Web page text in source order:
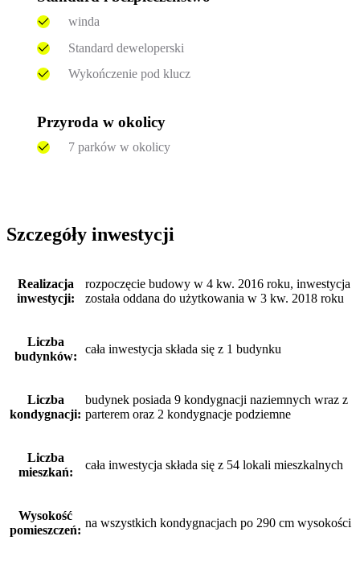
winda
Standard deweloperski
Wykończenie pod klucz
Przyroda w okolicy
7 parków w okolicy
Szczegóły inwestycji
Realizacja
inwestycji:
rozpoczęcie budowy w 4 kw. 2016 roku, inwestycja
została oddana do użytkowania w 3 kw. 2018 roku
Liczba
budynków:
cała inwestycja składa się z 1 budynku
Liczba
kondygnacji:
budynek posiada 9 kondygnacji naziemnych wraz z
parterem oraz 2 kondygnacje podziemne
Liczba
mieszkań:
cała inwestycja składa się z 54 lokali mieszkalnych
Wysokość
pomieszczeń:
na wszystkich kondygnacjach po 290 cm wysokości